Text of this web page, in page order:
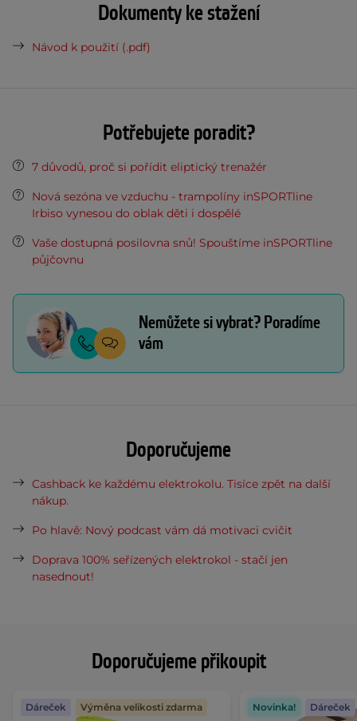
Doporučujeme přikoupit
Dáreček Výměna velikosti zdarma Novinka!
Dáreček
Dokumenty ke stažení
Návod k použití (.pdf)
Potřebujete poradit?
7 důvodů, proč si pořídit eliptický trenažér
Nová sezóna ve vzduchu - trampolíny inSPORTline
Irbiso vynesou do oblak děti i dospělé
Vaše dostupná posilovna snů! Spouštíme inSPORTline
půjčovnu
Nemůžete si vybrat? Poradíme
vám
Doporučujeme
Cashback ke každému elektrokolu. Tisíce zpět na další
nákup.
Po hlavě: Nový podcast vám dá motivaci cvičit
Doprava 100% seřízených elektrokol - stačí jen
nasednout!